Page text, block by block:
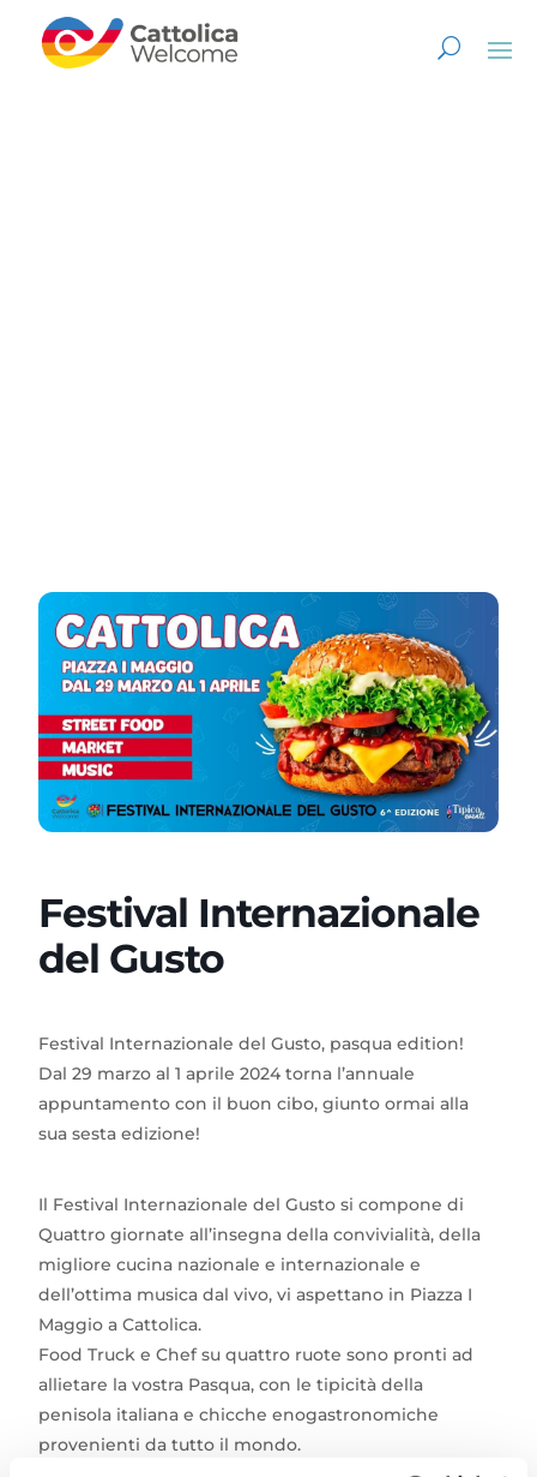
Festival Internazionale
del Gusto
Festival Internazionale del Gusto, pasqua edition!
Dal 29 marzo al 1 aprile 2024 torna l’annuale
appuntamento con il buon cibo, giunto ormai alla
sua sesta edizione!
Il Festival Internazionale del Gusto si compone di
Quattro giornate all’insegna della convivialità, della
migliore cucina nazionale e internazionale e
dell’ottima musica dal vivo, vi aspettano in Piazza I
Maggio a Cattolica.
Food Truck e Chef su quattro ruote sono pronti ad
allietare la vostra Pasqua, con le tipicità della
penisola italiana e chicche enogastronomiche
provenienti da tutto il mondo.